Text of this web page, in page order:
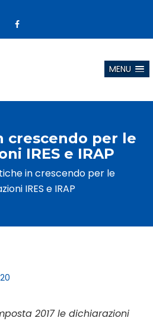
MENU
crescendo per le
IRES e IRAP
in crescendo per le
IRES e IRAP
2017 le dichiarazioni